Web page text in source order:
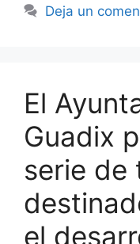
Deja un
El
Guadix
serie de
el